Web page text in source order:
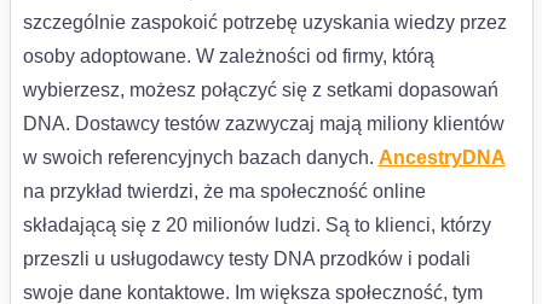
szczególnie zaspokoić potrzebę uzyskania wiedzy przez
osoby adoptowane. W zależności od firmy, którą
wybierzesz, możesz połączyć się z setkami dopasowań
DNA. Dostawcy testów zazwyczaj mają miliony klientów
w swoich referencyjnych bazach danych. AncestryDNA
na przykład twierdzi, że ma społeczność online
składającą się z 20 milionów ludzi. Są to klienci, którzy
przeszli u usługodawcy testy DNA przodków i podali
swoje dane kontaktowe. Im większa społeczność, tym